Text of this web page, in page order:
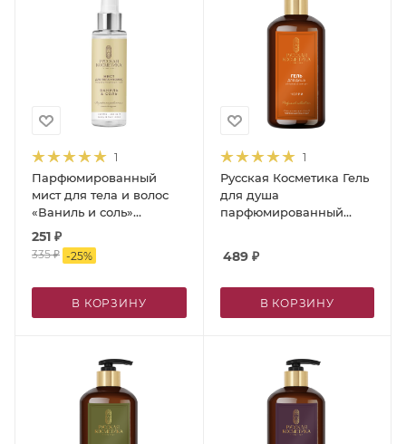
1
Парфюмированный
мист для тела и волос
«Ваниль и соль»
товарного знака
«Русская Косметика»,
100 мл
251 ₽
335₽ -25%
В КОРЗИНУ
1
Русская Косметика Гель
для душа
парфюмированный
489₽
В КОРЗИНУ